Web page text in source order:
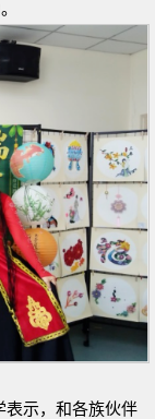
表示，和各族伙伴